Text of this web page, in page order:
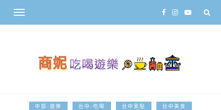
中部-遊樂 台中-吃喝 台中景點 台中美食